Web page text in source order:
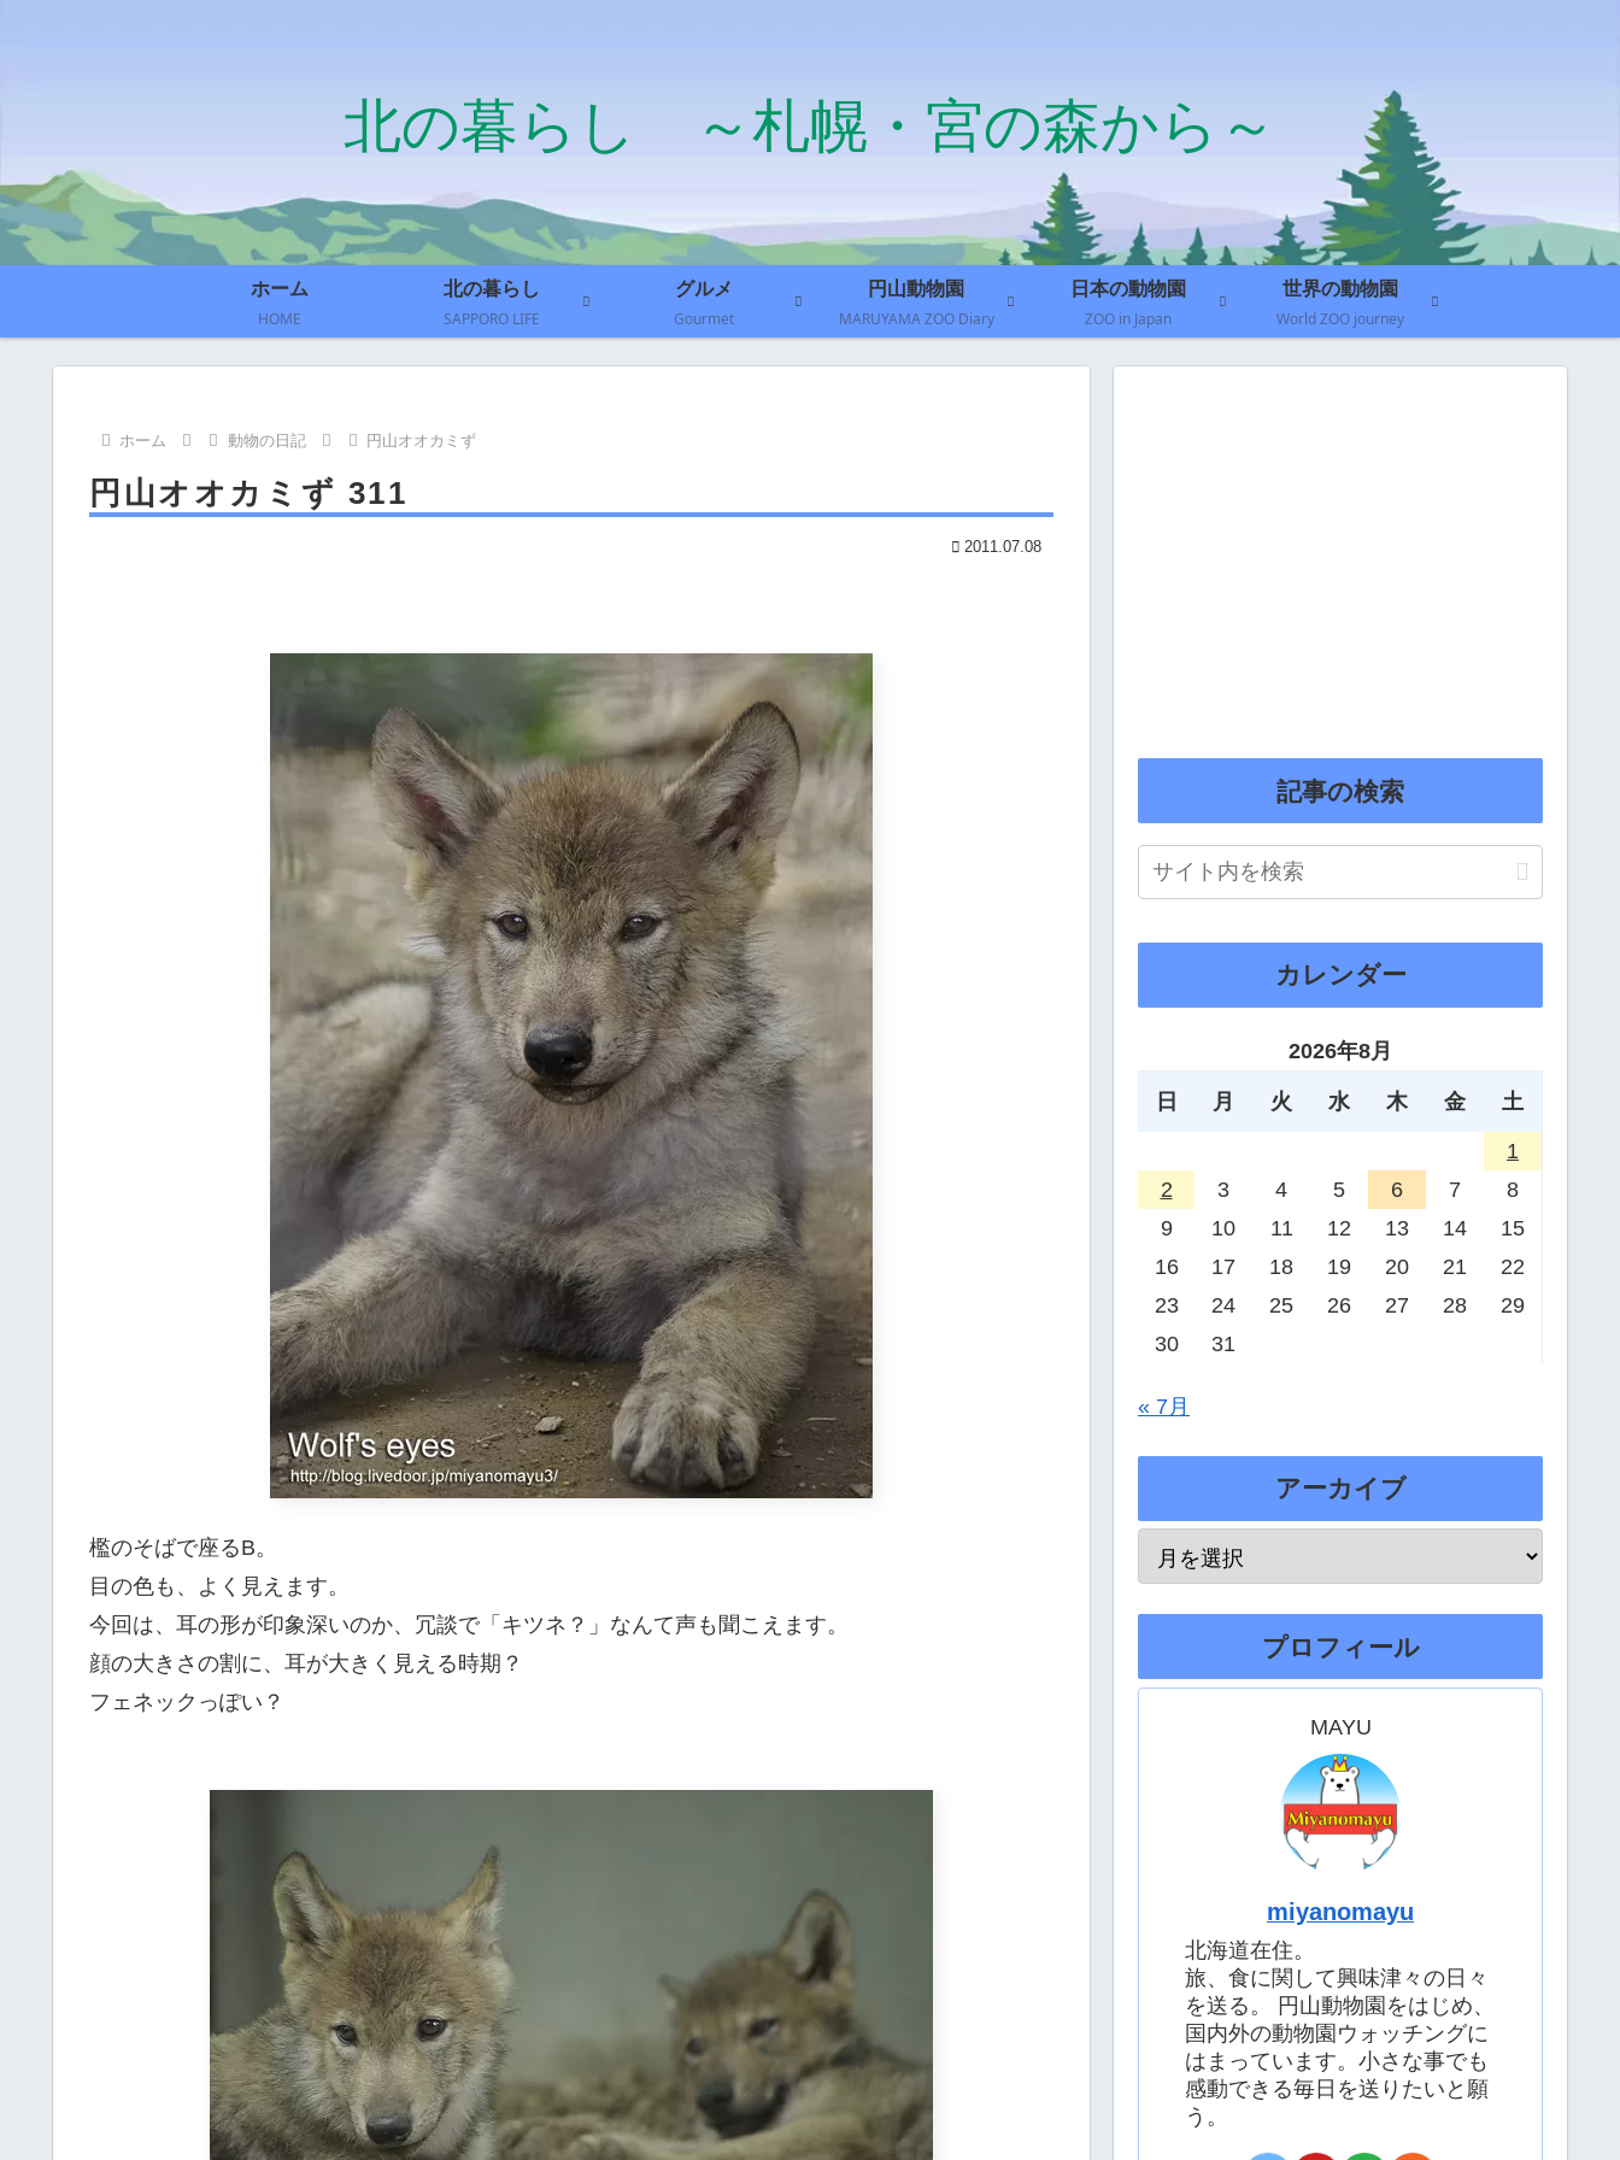
北の暮らし ～札幌・宮の森から～
ホーム
HOME
北の暮らし
SAPPORO LIFE
グルメ
Gourmet
円山動物園
MARUYAMA ZOO Diary
日本の動物園
ZOO in Japan
世界の動物園
World ZOO journey
ホーム 動物の日記 円山オオカミず
円山オオカミず 311
2011.07.08
檻のそばで座るB。
目の色も、よく見えます。
今回は、耳の形が印象深いのか、冗談で「キツネ？」なんて声も聞こえます。
顔の大きさの割に、耳が大きく見える時期？
フェネックっぽい？
記事の検索
カレンダー
2026年8月
日 月 火 水 木 金 土
1
2
3 4 5 6 7
8
9
10 11 12 13 14
15
16
17 18 19 20 21
22
23
24 25 26 27 28
29
30
31
« 7月
アーカイブ
プロフィール
MAYU
miyanomayu
北海道在住。
旅、食に関して興味津々の日々
を送る。 円山動物園をはじめ、
国内外の動物園ウォッチングに
はまっています。小さな事でも
感動できる毎日を送りたいと願
う。